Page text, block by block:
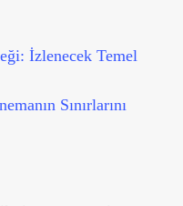
İzlenecek Temel
Sınırlarını